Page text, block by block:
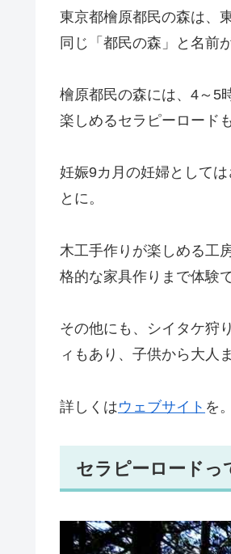
東京都檜原都民の森は、
同じ「都民の森」と名前
檜原都民の森には、4～5
楽しめるセラピーロード
妊娠9カ月の妊婦として
とに。
木工手作りが楽しめる工
格的な家具作りまで体験
その他にも、シイタケ狩
ィもあり、子供から大人
詳しくはウェブサイト を。
セラピーロードっ